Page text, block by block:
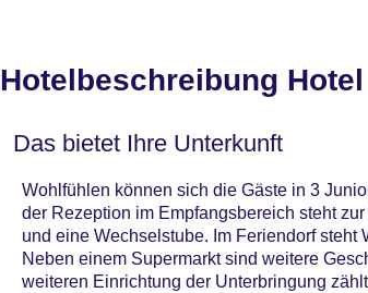
Hotelbeschreibung
Das bietet Ihre Unterkunft
Wohlfühlen können sich die Gäste in 3
der Rezeption im Empfangsbereich steht
und eine Wechselstube. Im Feriendorf
Neben einem Supermarkt sind weitere
weiteren Einrichtung der Unterbringung